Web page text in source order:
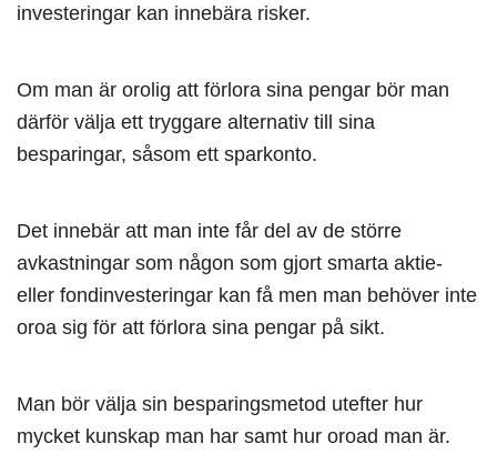
investeringar kan innebära risker.
Om man är orolig att förlora sina pengar bör man
därför välja ett tryggare alternativ till sina
besparingar, såsom ett sparkonto.
Det innebär att man inte får del av de större
avkastningar som någon som gjort smarta aktie-
eller fondinvesteringar kan få men man behöver inte
oroa sig för att förlora sina pengar på sikt.
Man bör välja sin besparingsmetod utefter hur
mycket kunskap man har samt hur oroad man är.